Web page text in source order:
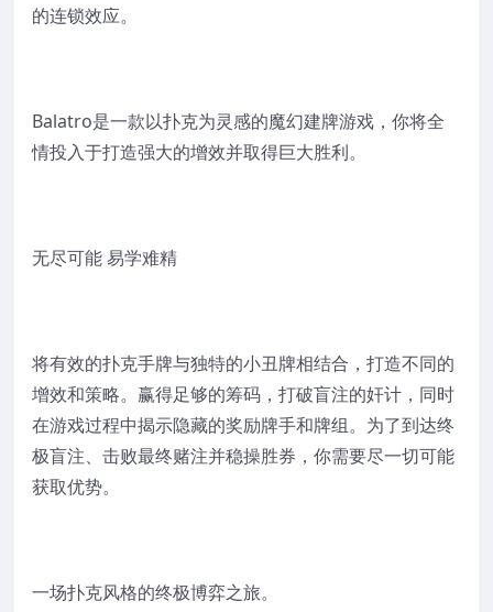
的连锁效应。
Balatro是一款以扑克为灵感的魔幻建牌游戏，你将全
情投入于打造强大的增效并取得巨大胜利。
无尽可能 易学难精
将有效的扑克手牌与独特的小丑牌相结合，打造不同的
增效和策略。赢得足够的筹码，打破盲注的奸计，同时
在游戏过程中揭示隐藏的奖励牌手和牌组。为了到达终
极盲注、击败最终赌注并稳操胜券，你需要尽一切可能
获取优势。
一场扑克风格的终极博弈之旅。